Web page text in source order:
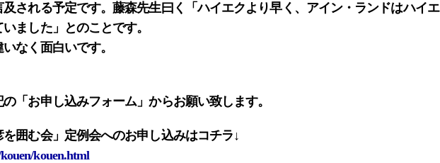
される予定です。藤森先生曰く「ハイエクより早く、アイン・ランドはハイエ
ました」とのことです。
なく面白いです。
「お申し込みフォーム」からお願い致します。
を囲む会」定例会へのお申し込みはコチラ↓
kouen.html